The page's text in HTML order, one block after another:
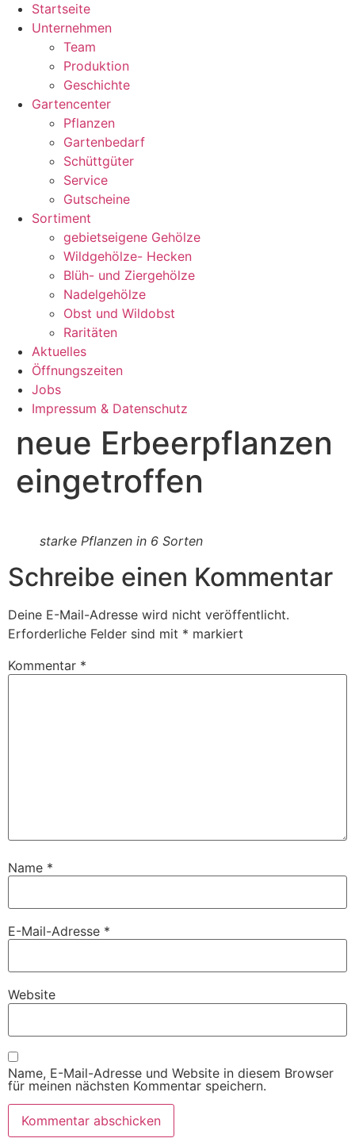
Startseite
Unternehmen
Team
Produktion
Geschichte
Gartencenter
Pflanzen
Gartenbedarf
Schüttgüter
Service
Gutscheine
Sortiment
gebietseigene Gehölze
Wildgehölze- Hecken
Blüh- und Ziergehölze
Nadelgehölze
Obst und Wildobst
Raritäten
Aktuelles
Öffnungszeiten
Jobs
Impressum & Datenschutz
neue Erbeerpflanzen
eingetroffen
starke Pflanzen in 6 Sorten
Schreibe einen Kommentar
Deine E-Mail-Adresse wird nicht veröffentlicht.
Erforderliche Felder sind mit * markiert
Kommentar *
Name *
E-Mail-Adresse *
Website
Name, E-Mail-Adresse und Website in diesem Browser
für meinen nächsten Kommentar speichern.